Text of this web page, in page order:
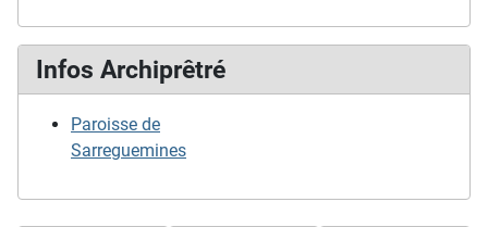
Infos Archiprêtré
Paroisse de
Sarreguemines